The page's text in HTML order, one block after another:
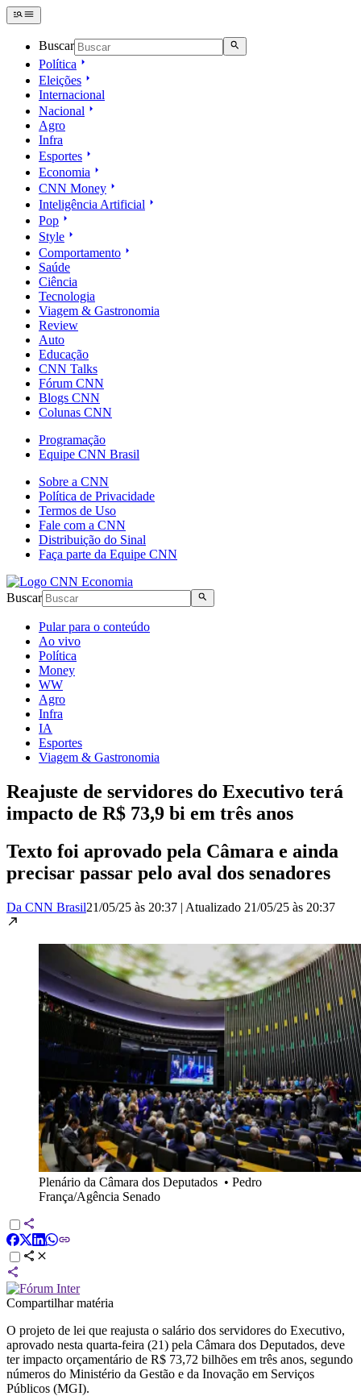
Buscar
Política
Eleições
Internacional
Nacional
Agro
Infra
Esportes
Economia
CNN Money
Inteligência Artificial
Pop
Style
Comportamento
Saúde
Ciência
Tecnologia
Viagem & Gastronomia
Review
Auto
Educação
CNN Talks
Fórum CNN
Blogs CNN
Colunas CNN
Programação
Equipe CNN Brasil
Sobre a CNN
Política de Privacidade
Termos de Uso
Fale com a CNN
Distribuição do Sinal
Faça parte da Equipe CNN
Buscar
Pular para o conteúdo
Ao vivo
Política
Money
WW
Agro
Infra
IA
Esportes
Viagem & Gastronomia
Reajuste de servidores do Executivo terá
impacto de R$ 73,9 bi em três anos
Texto foi aprovado pela Câmara e ainda
precisar passar pelo aval dos senadores
Da CNN Brasil21/05/25 às 20:37 | Atualizado 21/05/25 às 20:37
Plenário da Câmara dos Deputados • Pedro
França/Agência Senado
Compartilhar matéria
O projeto de lei que reajusta o salário dos servidores do Executivo,
aprovado nesta quarta-feira (21) pela Câmara dos Deputados, deve
ter impacto orçamentário de R$ 73,72 bilhões em três anos, segundo
números do Ministério da Gestão e da Inovação em Serviços
Públicos (MGI).